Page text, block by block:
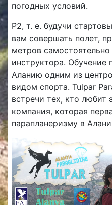
погодных условий.
P2, т. е. будучи
вам совершать полет,
метров
инструктора. Обучение
Аланию одним из
видом спорта. Tulpar
встречи тех, кто любит
компания, которая
парапланеризму в